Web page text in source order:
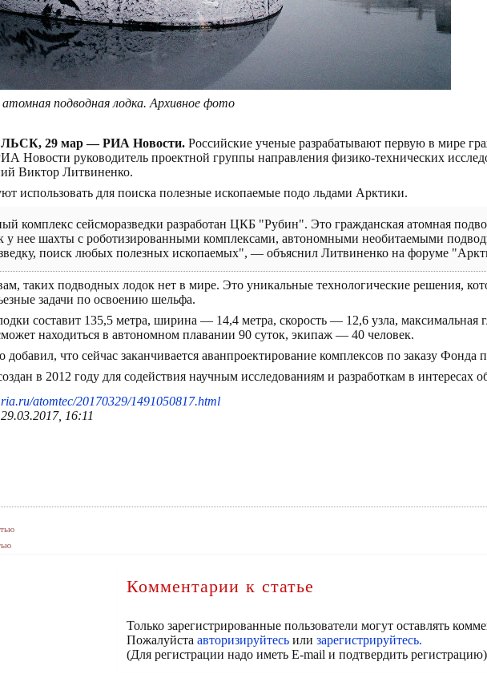
атомная подводная лодка. Архивное фото
29 мар — РИА Новости. Российские ученые разрабатывают первую в мире
Новости руководитель проектной группы направления физико-технических
Виктор Литвиненко.
использовать для поиска полезные ископаемые подо льдами Арктики.
комплекс сейсморазведки разработан ЦКБ "Рубин". Это гражданская атомная
у нее шахты с роботизированными комплексами, автономными необитаемыми
поиск любых полезных ископаемых", — объяснил Литвиненко на форуме
таких подводных лодок нет в мире. Это уникальные технологические решения,
задачи по освоению шельфа.
составит 135,5 метра, ширина — 14,4 метра, скорость — 12,6 узла,
находиться в автономном плавании 90 суток, экипаж — 40 человек.
добавил, что сейчас заканчивается аванпроектирование комплексов по заказу Фонда
в 2012 году для содействия научным исследованиям и разработкам в интересах
ria.ru/atomtec/20170329/1491050817.html
29.03.2017, 16:11
Комментарии к статье
Только зарегистрированные пользователи могут оставлять
Пожалуйста авторизируйтесь или зарегистрируйтесь.
(Для регистрации надо иметь E-mail и подтвердить регистрацию)